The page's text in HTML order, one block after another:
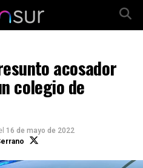
acosador
colegio de
16 de mayo de 2022